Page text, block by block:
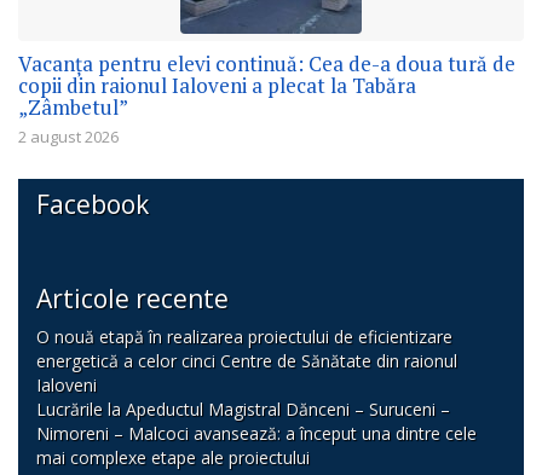
Vacanța pentru elevi continuă: Cea de-a doua tură de
copii din raionul Ialoveni a plecat la Tabăra
„Zâmbetul”
2 august 2026
Facebook
Articole recente
O nouă etapă în realizarea proiectului de eficientizare
energetică a celor cinci Centre de Sănătate din raionul
Ialoveni
Lucrările la Apeductul Magistral Dănceni – Suruceni –
Nimoreni – Malcoci avansează: a început una dintre cele
mai complexe etape ale proiectului